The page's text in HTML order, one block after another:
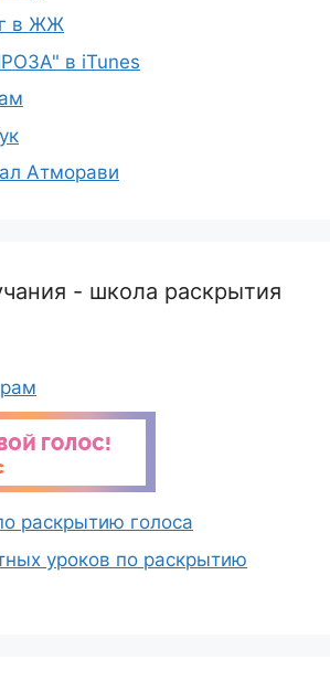
в ЖЖ
в iTunes
Атморави
- школа раскрытия
раскрытию голоса
уроков по раскрытию